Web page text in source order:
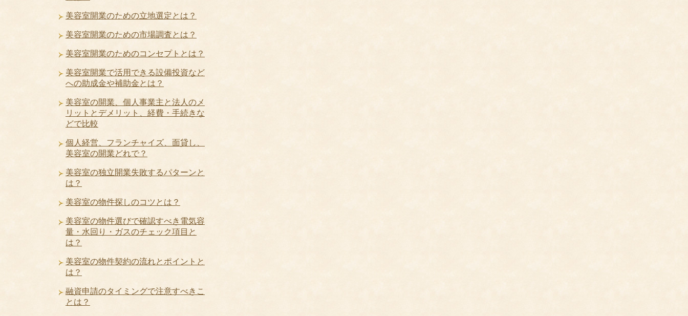
美容室開業のための立地選定とは？
美容室開業のための市場調査とは？
美容室開業のためのコンセプトとは？
美容室開業で活用できる設備投資など
への助成金や補助金とは？
美容室の開業、個人事業主と法人のメ
リットとデメリット、経費・手続きな
どで比較
個人経営、フランチャイズ、面貸し、
美容室の開業どれで？
美容室の独立開業失敗するパターンと
は？
美容室の物件探しのコツとは？
美容室の物件選びで確認すべき電気容
量・水回り・ガスのチェック項目と
は？
美容室の物件契約の流れとポイントと
は？
融資申請のタイミングで注意すべきこ
とは？